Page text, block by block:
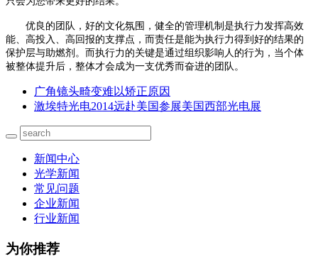
优良的团队，好的文化氛围，健全的管理机制是执行力发挥高效
能、高投入、高回报的支撑点，而责任是能为执行力得到好的结果的
保护层与助燃剂。而执行力的关键是通过组织影响人的行为，当个体
被整体提升后，整体才会成为一支优秀而奋进的团队。
广角镜头畸变难以矫正原因
激埃特光电2014远赴美国参展美国西部光电展
新闻中心
光学新闻
常见问题
企业新闻
行业新闻
为你推荐